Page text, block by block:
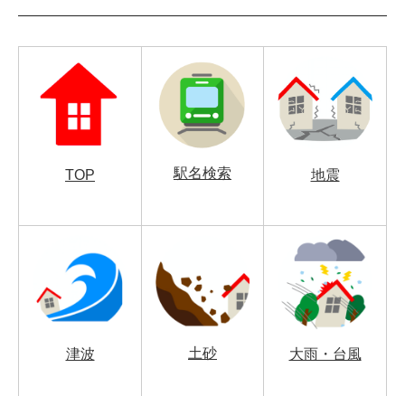
TOP 駅名検索 地震
津波 土砂 大雨・台風